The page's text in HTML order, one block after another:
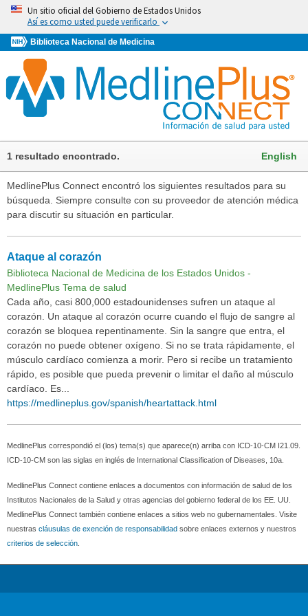
Un sitio oficial del Gobierno de Estados Unidos
Así es como usted puede verificarlo
Biblioteca Nacional de Medicina
1 resultado encontrado. English
MedlinePlus Connect encontró los siguientes resultados para su
búsqueda. Siempre consulte con su proveedor de atención médica
para discutir su situación en particular.
Ataque al corazón
Biblioteca Nacional de Medicina de los Estados Unidos -
MedlinePlus Tema de salud
Cada año, casi 800,000 estadounidenses sufren un ataque al
corazón. Un ataque al corazón ocurre cuando el flujo de sangre al
corazón se bloquea repentinamente. Sin la sangre que entra, el
corazón no puede obtener oxígeno. Si no se trata rápidamente, el
músculo cardíaco comienza a morir. Pero si recibe un tratamiento
rápido, es posible que pueda prevenir o limitar el daño al músculo
cardíaco. Es...
https://medlineplus.gov/spanish/heartattack.html
MedlinePlus correspondió el (los) tema(s) que aparece(n) arriba con ICD-10-CM I21.09.
ICD-10-CM son las siglas en inglés de International Classification of Diseases, 10a.
MedlinePlus Connect contiene enlaces a documentos con información de salud de los
Institutos Nacionales de la Salud y otras agencias del gobierno federal de los EE. UU.
MedlinePlus Connect también contiene enlaces a sitios web no gubernamentales. Visite
nuestras cláusulas de exención de responsabilidad sobre enlaces externos y nuestros
criterios de selección